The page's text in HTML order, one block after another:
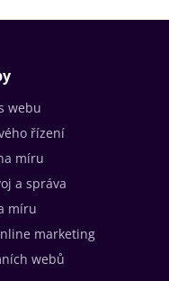
webu
řízení
míru
a správa
míru
marketing
webů